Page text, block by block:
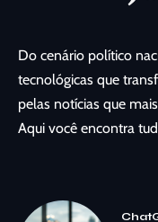
Do cenário político
tecnológicas que
pelas notícias que
Aqui você encontra